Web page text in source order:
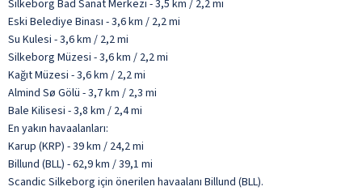
Silkeborg Bad Sanat Merkezi - 3,5 km / 2,2 mi
Eski Belediye Binası - 3,6 km / 2,2 mi
Su Kulesi - 3,6 km / 2,2 mi
Silkeborg Müzesi - 3,6 km / 2,2 mi
Kağıt Müzesi - 3,6 km / 2,2 mi
Almind Sø Gölü - 3,7 km / 2,3 mi
Bale Kilisesi - 3,8 km / 2,4 mi
En yakın havaalanları:
Karup (KRP) - 39 km / 24,2 mi
Billund (BLL) - 62,9 km / 39,1 mi
Scandic Silkeborg için önerilen havaalanı Billund (BLL).